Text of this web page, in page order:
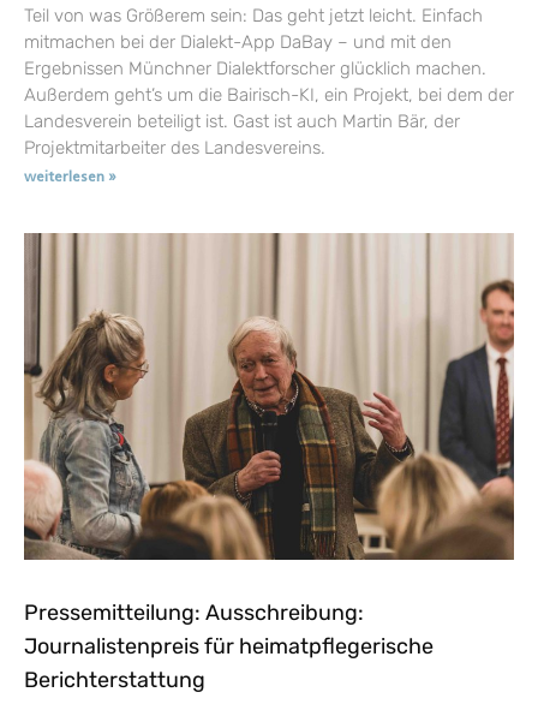
Teil von was Größerem sein: Das geht jetzt leicht. Einfach
mitmachen bei der Dialekt-App DaBay – und mit den
Ergebnissen Münchner Dialektforscher glücklich machen.
Außerdem geht’s um die Bairisch-KI, ein Projekt, bei dem der
Landesverein beteiligt ist. Gast ist auch Martin Bär, der
Projektmitarbeiter des Landesvereins.
weiterlesen »
Pressemitteilung: Ausschreibung:
Journalistenpreis für heimatpflegerische
Berichterstattung